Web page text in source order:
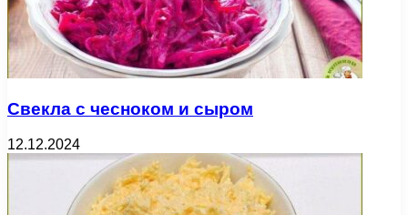
Свекла с чесноком и сыром
12.12.2024